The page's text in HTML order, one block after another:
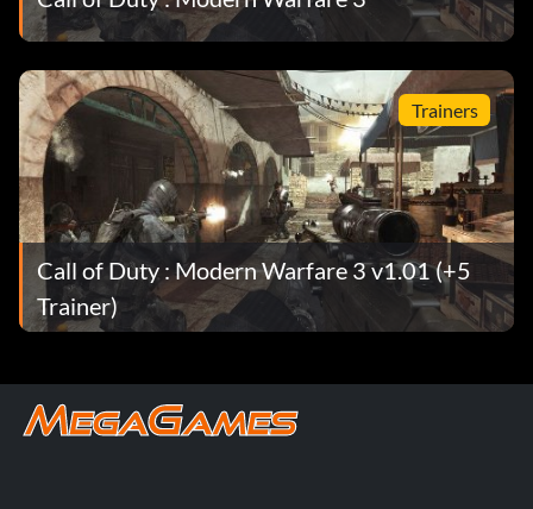
Récompense : 100 points
Objectif : Terminer la campagne en difficulté Endurci ou
Vétéran.
La grève !
Récompense : 20 points
ou en opérations spéciales.
Trainers
Call of Duty : Modern Warfare 3 v1.01 (+5
Trainer)